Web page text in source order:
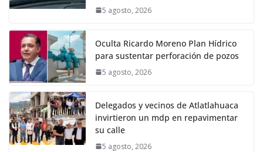
5 agosto, 2026
Oculta Ricardo Moreno Plan Hídrico
para sustentar perforación de pozos
5 agosto, 2026
Delegados y vecinos de Atlatlahuaca
invirtieron un mdp en repavimentar
su calle
5 agosto, 2026